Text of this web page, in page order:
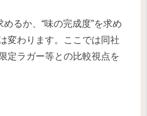
めるか、“味の完成度”を求め
変わります。ここでは同社
定ラガー等との比較視点を